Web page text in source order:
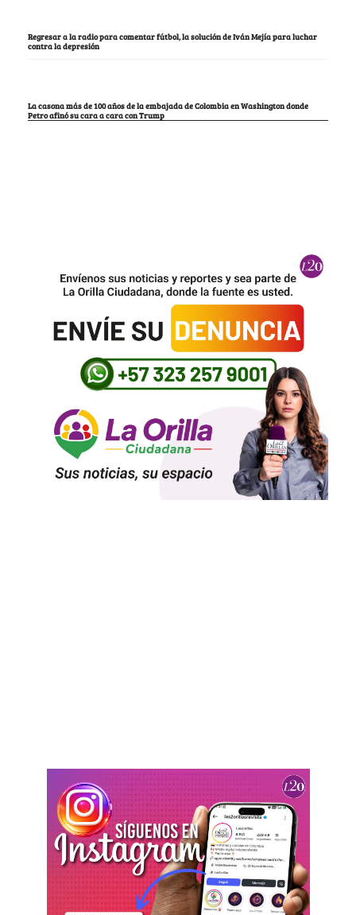
Regresar a la radio para comentar fútbol, la solución de Iván Mejía para luchar
contra la depresión
La casona más de 100 años de la embajada de Colombia en Washington donde
Petro afinó su cara a cara con Trump